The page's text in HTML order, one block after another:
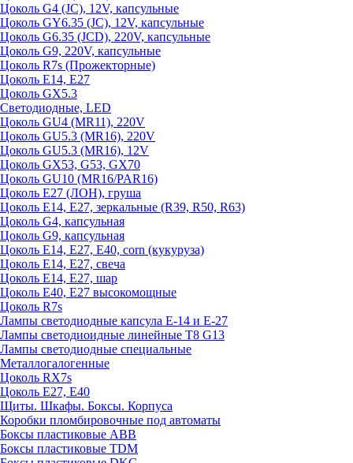
Цоколь G4 (JC), 12V, капсульные
Цоколь GY6.35 (JC), 12V, капсульные
Цоколь G6.35 (JCD), 220V, капсульные
Цоколь G9, 220V, капсульные
Цоколь R7s (Прожекторные)
Цоколь E14, E27
Цоколь GX5.3
Светодиодные, LED
Цоколь GU4 (MR11), 220V
Цоколь GU5.3 (MR16), 220V
Цоколь GU5.3 (MR16), 12V
Цоколь GX53, G53, GX70
Цоколь GU10 (MR16/PAR16)
Цоколь Е27 (ЛОН), груша
Цоколь Е14, Е27, зеркальные (R39, R50, R63)
Цоколь G4, капсульная
Цоколь G9, капсульная
Цоколь Е14, Е27, Е40, corn (кукуруза)
Цоколь Е14, Е27, свеча
Цоколь Е14, Е27, шар
Цоколь Е40, Е27 высокомощные
Цоколь R7s
Лампы светодиодные капсула Е-14 и Е-27
Лампы светодиоидные линейные T8 G13
Лампы светодиодные специальные
Металлогалогенные
Цоколь RX7s
Цоколь Е27, E40
Щиты. Шкафы. Боксы. Корпуса
Коробки пломбировочные под автоматы
Боксы пластиковые ABB
Боксы пластиковые TDM